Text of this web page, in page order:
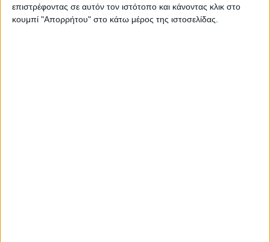
επιστρέφοντας σε αυτόν τον ιστότοπο και κάνοντας κλικ στο
κουμπί "Απορρήτου" στο κάτω μέρος της ιστοσελίδας.